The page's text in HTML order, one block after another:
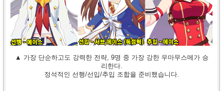
▲ 가장 단순하고도 강력한 전략, 9명 중 가장 강한 우마무스메가 승
리한다.
정석적인 선행/선입/추입 조합을 준비했습니다.